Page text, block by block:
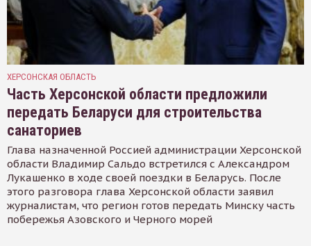
ХЕРСОНСКАЯ ОБЛАСТЬ
Часть Херсонской области предложили
передать Беларуси для строительства
санаториев
Глава назначенной Россией администрации Херсонской
области Владимир Сальдо встретился с Александром
Лукашенко в ходе своей поездки в Беларусь. После
этого разговора глава Херсонской области заявил
журналистам, что регион готов передать Минску часть
побережья Азовского и Черного морей